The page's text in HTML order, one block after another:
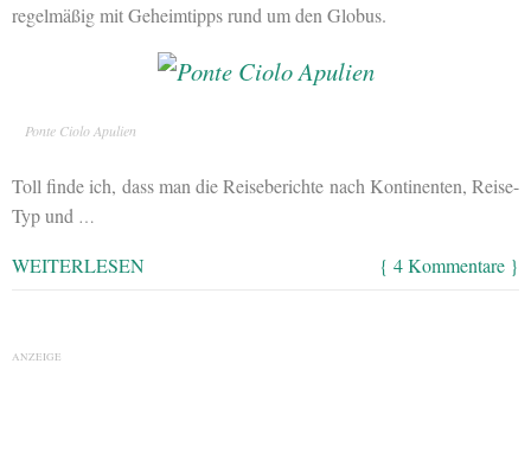
regelmäßig mit Geheimtipps rund um den Globus.
Ponte Ciolo Apulien
Toll finde ich, dass man die Reiseberichte nach Kontinenten, Reise-
Typ und …
WEITERLESEN { 4 Kommentare }
ANZEIGE